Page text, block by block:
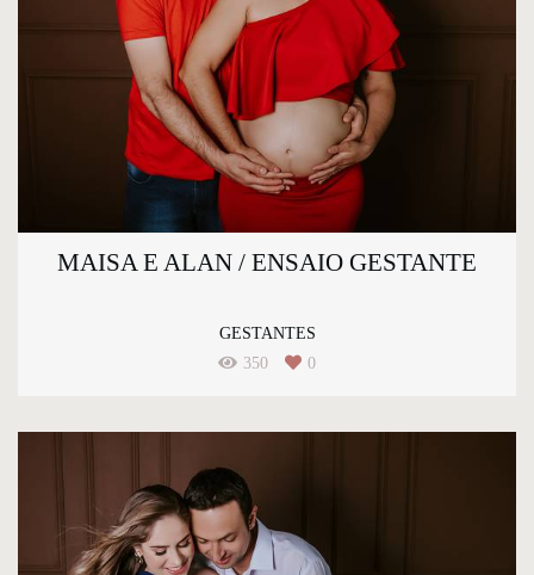
MAISA E ALAN / ENSAIO GESTANTE
GESTANTES
350
0